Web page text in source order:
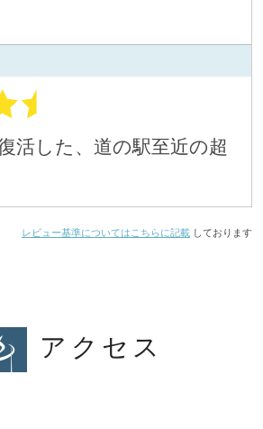
活した、道の駅至近の超
レビュー基準についてはこちらに記載 しております
アクセス